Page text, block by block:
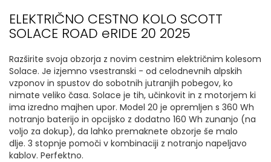
ELEKTRIČNO CESTNO KOLO SCOTT
SOLACE ROAD eRIDE 20 2025
Razširite svoja obzorja z novim cestnim električnim kolesom
Solace. Je izjemno vsestranski - od celodnevnih alpskih
vzponov in spustov do sobotnih jutranjih pobegov, ko
nimate veliko časa. Solace je tih, učinkovit in z motorjem ki
ima izredno majhen upor. Model 20 je opremljen s 360 Wh
notranjo baterijo in opcijsko z dodatno 160 Wh zunanjo (na
voljo za dokup), da lahko premaknete obzorje še malo
dlje. 3 stopnje pomoči v kombinaciji z notranjo napeljavo
kablov. Perfektno.